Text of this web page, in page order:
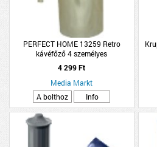
PERFECT HOME 13259 Retro
kávéfőző 4 személyes
4 299 Ft
Media Markt
A bolthoz
Info